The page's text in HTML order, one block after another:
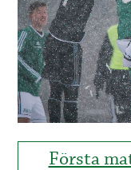
KULTTUURI
HISTORIA
YLEINEN
MAINOSTAJILLE
Första